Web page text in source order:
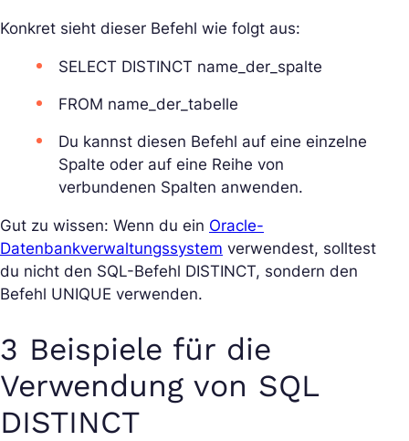
Konkret sieht dieser Befehl wie folgt aus:
SELECT DISTINCT name_der_spalte
FROM name_der_tabelle
Du kannst diesen Befehl auf eine einzelne
Spalte oder auf eine Reihe von
verbundenen Spalten anwenden.
Gut zu wissen: Wenn du ein Oracle-
Datenbankverwaltungssystem verwendest, solltest
du nicht den SQL-Befehl DISTINCT, sondern den
Befehl UNIQUE verwenden.
3 Beispiele für die
Verwendung von SQL
DISTINCT